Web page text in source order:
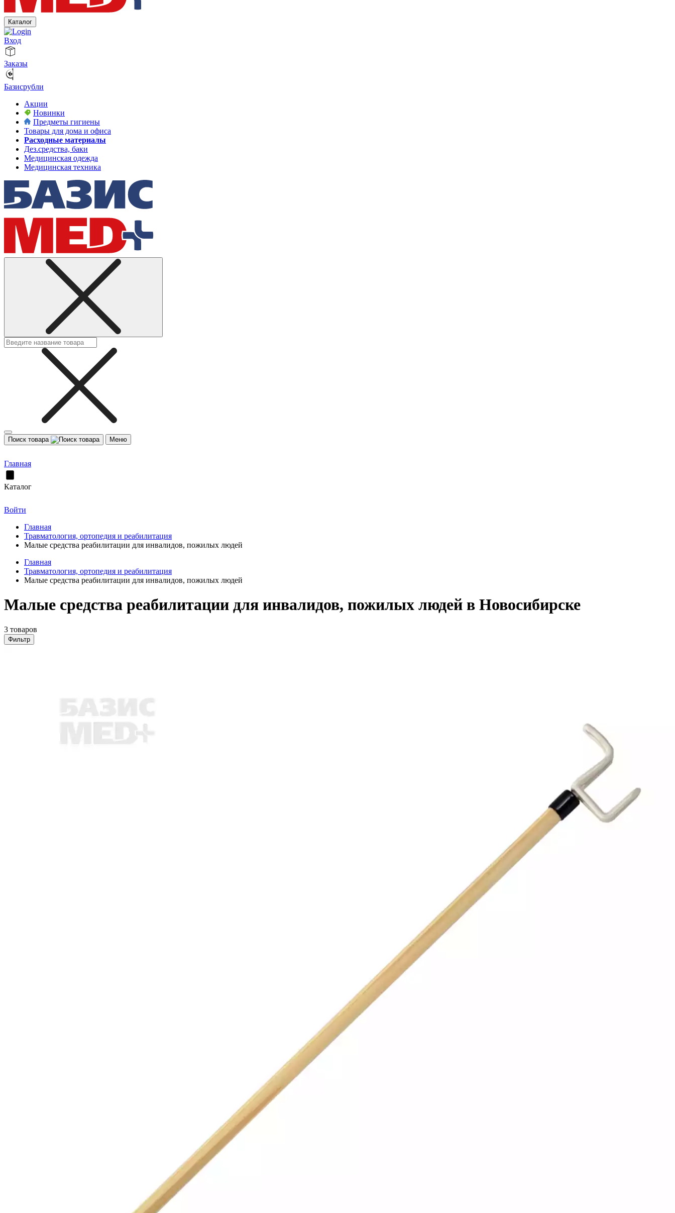
Каталог
Вход
Заказы
Базисрубли
Акции
Новинки
Предметы гигиены
Товары для дома и офиса
Расходные материалы
Дез.средства, баки
Медицинская одежда
Медицинская техника
Поиск товара Меню
Главная
Каталог
Войти
Главная
Травматология, ортопедия и реабилитация
Малые средства реабилитации для инвалидов, пожилых людей
Главная
Травматология, ортопедия и реабилитация
Малые средства реабилитации для инвалидов, пожилых людей
Малые средства реабилитации для инвалидов, пожилых людей в Новосибирске
3 товаров
Фильтр